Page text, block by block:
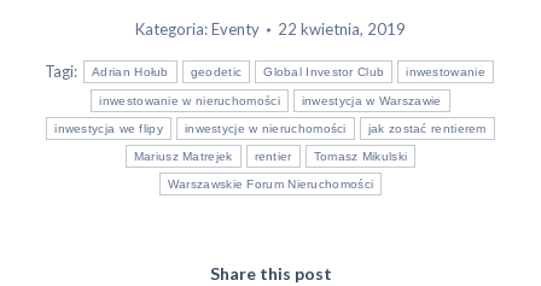
Kategoria:Eventy 22 kwietnia, 2019
Tagi: Adrian Hołub geodetic Global Investor Club inwestowanie
inwestowanie w nieruchomości inwestycja w Warszawie
inwestycja we flipy inwestycje w nieruchomości jak zostać rentierem
Mariusz Matrejek rentier Tomasz Mikulski
Warszawskie Forum Nieruchomości
Share this post